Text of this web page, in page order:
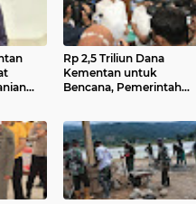
Rp 2,5 Triliun Dana
Kementan untuk
Bencana, Pemerintah